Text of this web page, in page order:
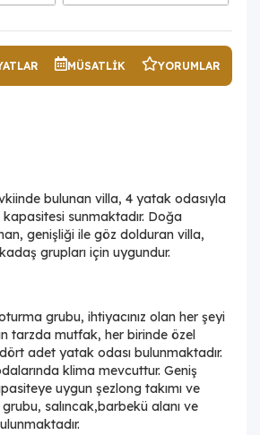
MÜSATLIK YORUMLAR
bulunan villa, 4 yatak odasıyla
sunmaktadır. Doğa
genişliği ile göz dolduran villa,
grupları için uygundur.
grubu, ihtiyacınız olan her şeyi
tarzda mutfak, her birinde özel
adet yatak odası bulunmaktadır.
klima mevcuttur. Geniş
uygun şezlong takımı ve
salıncak,barbekü alanı ve